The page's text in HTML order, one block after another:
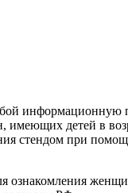
информационную
детей в
стендом при
ознакомления